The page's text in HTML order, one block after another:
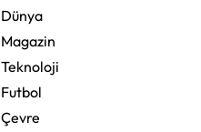
Dünya
Magazin
Teknoloji
Futbol
Çevre